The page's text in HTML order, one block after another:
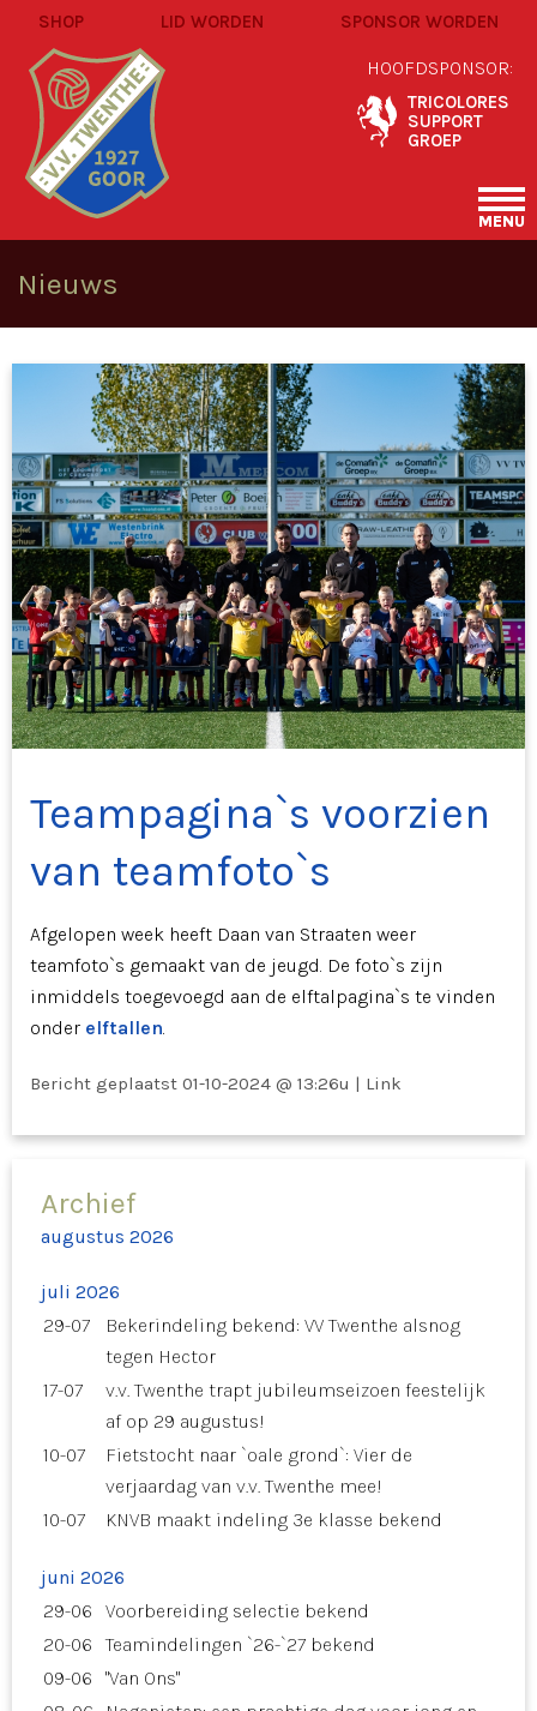
SHOP LID WORDEN SPONSOR WORDEN
HOOFDSPONSOR:
TRICOLORES
SUPPORT
GROEP
MENU
Nieuws
Teampagina`s voorzien
van teamfoto`s
Afgelopen week heeft Daan van Straaten weer
teamfoto`s gemaakt van de jeugd. De foto`s zijn
inmiddels toegevoegd aan de elftalpagina`s te vinden
onder elftallen.
Bericht geplaatst 01-10-2024 @ 13:26u | Link
Archief
augustus 2026
juli 2026
29-07
Bekerindeling bekend: VV Twenthe alsnog
tegen Hector
17-07
v.v. Twenthe trapt jubileumseizoen feestelijk
af op 29 augustus!
10-07
Fietstocht naar `oale grond`: Vier de
verjaardag van v.v. Twenthe mee!
10-07
KNVB maakt indeling 3e klasse bekend
juni 2026
29-06
Voorbereiding selectie bekend
20-06
Teamindelingen `26-`27 bekend
09-06
"Van Ons"